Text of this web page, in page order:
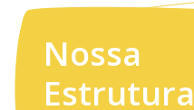
Nossa
Estrutura